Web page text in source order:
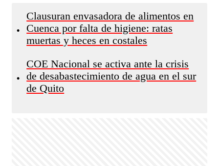
•
Clausuran envasadora de alimentos en
Cuenca por falta de higiene: ratas
muertas y heces en costales
•
COE Nacional se activa ante la crisis
de desabastecimiento de agua en el sur
de Quito